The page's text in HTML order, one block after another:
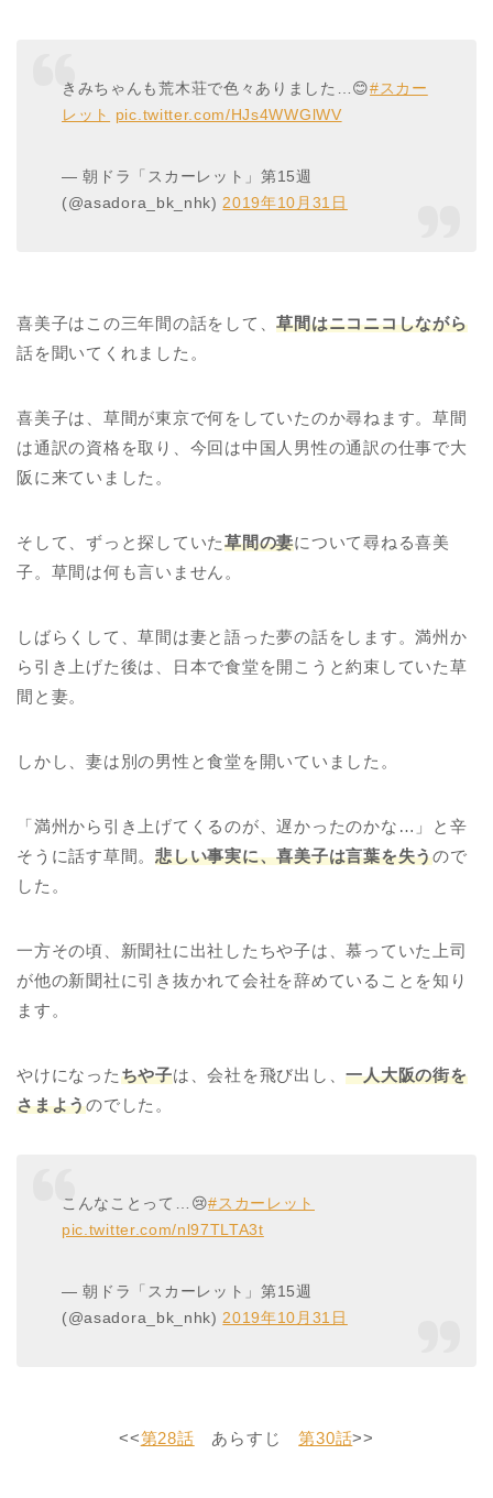
きみちゃんも荒木荘で色々ありました…😊#スカー
レット
pic.twitter.com/HJs4WWGlWV
— 朝ドラ「スカーレット」第15週
(@asadora_bk_nhk) 2019年10月31日
喜美子はこの三年間の話をして、草間はニコニコしながら
話を聞いてくれました。
喜美子は、草間が東京で何をしていたのか尋ねます。草間
は通訳の資格を取り、今回は中国人男性の通訳の仕事で大
阪に来ていました。
そして、ずっと探していた草間の妻について尋ねる喜美
子。草間は何も言いません。
しばらくして、草間は妻と語った夢の話をします。満州か
ら引き上げた後は、日本で食堂を開こうと約束していた草
間と妻。
しかし、妻は別の男性と食堂を開いていました。
「満州から引き上げてくるのが、遅かったのかな…」と辛
そうに話す草間。悲しい事実に、喜美子は言葉を失うので
した。
一方その頃、新聞社に出社したちや子は、慕っていた上司
が他の新聞社に引き抜かれて会社を辞めていることを知り
ます。
やけになったちや子は、会社を飛び出し、一人大阪の街を
さまようのでした。
こんなことって…😢#スカーレット
pic.twitter.com/nl97TLTA3t
— 朝ドラ「スカーレット」第15週
(@asadora_bk_nhk) 2019年10月31日
<<第28話 あらすじ第30話>>